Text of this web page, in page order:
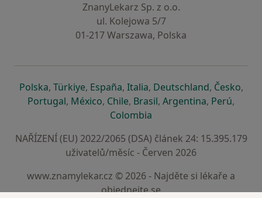
ZnanyLekarz Sp. z o.o.
ul. Kolejowa 5/7
01-217 Warszawa, Polska
Polskase otevře v nové záložce
, Türkiyese otevře v nové záložce
, Españase otevře v nové záložce
, Italiase otevře v nové záložce
, Deutschlandse otevře v
, Českose
,
Portugalse otevře v nové záložce
, Méxicose otevře v nové záložce
, Chilese otevře v nové záložce
, Brasilse otevře v nové
, Argentinase otevře v
, Perúse
,
Colombia
NAŘÍZENÍ (EU) 2022/2065 (DSA) článek 24: 15.395.179
uživatelů/měsíc - Červen 2026
www.znamylekar.cz © 2026 - Najděte si lékaře a
objednejte se